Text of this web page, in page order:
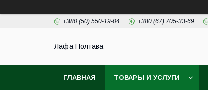
+380 (50) 550-19-04 +380 (67) 705-33-69
Лафа Полтава
ГЛАВНАЯ ТОВАРЫ И УСЛУГИ